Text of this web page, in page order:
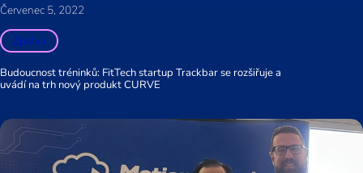
Červenec 5, 2022
Zprávy
Budoucnost tréninků: FitTech startup Trackbar se rozšiřuje a
uvádí na trh nový produkt CURVE